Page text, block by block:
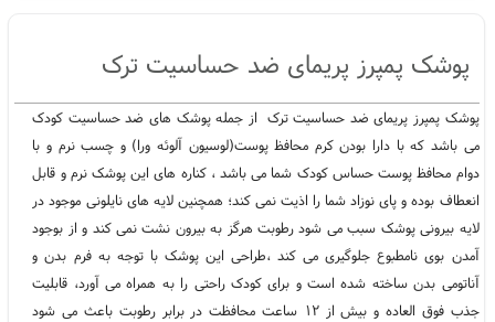
پوشک پمپرز پریمای ضد حساسیت ترک
پوشک پمپرز پریمای ضد حساسیت ترک از جمله پوشک های ضد حساسیت کودک
می باشد که با دارا بودن کرم محافظ پوست(لوسیون آلوئه ورا) و چسب نرم و با
دوام محافظ پوست حساس کودک شما می باشد ، کناره های این پوشک نرم و قابل
انعطاف بوده و پای نوزاد شما را اذیت نمی کند؛ همچنین لایه های نایلونی موجود در
لایه بیرونی پوشک سبب می شود رطوبت هرگز به بیرون نشت نمی کند و از بوجود
آمدن بوی نامطبوع جلوگیری می کند ،طراحی این پوشک با توجه به فرم بدن و
آناتومی بدن ساخته شده است و برای کودک راحتی را به همراه می آورد، قابلیت
جذب فوق العاده و بیش از ۱۲ ساعت محافظت در برابر رطوبت باعث می شود